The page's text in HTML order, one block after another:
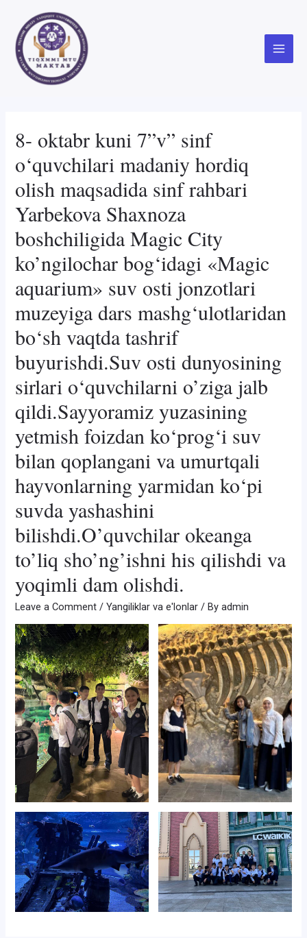
content
Main
8- oktabr kuni 7”v” sinf
o‘quvchilari madaniy hordiq
olish maqsadida sinf rahbari
Yarbekova Shaxnoza
boshchiligida Magic City
ko’ngilochar bog‘idagi «Magic
aquarium» suv osti jonzotlari
muzeyiga dars mashg‘ulotlaridan
bo‘sh vaqtda tashrif
buyurishdi.Suv osti dunyosining
sirlari o‘quvchilarni o’ziga jalb
qildi.Sayyoramiz yuzasining
yetmish foizdan ko‘prog‘i suv
bilan qoplangani va umurtqali
hayvonlarning yarmidan ko‘pi
suvda yashashini
bilishdi.O’quvchilar okeanga
to’liq sho’ng’ishni his qilishdi va
yoqimli dam olishdi.
Leave a Comment /Yangiliklar va e'lonlar / Byadmin